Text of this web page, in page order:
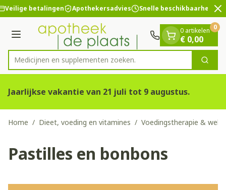
Ga naar de inhoud
2 van 2
Veilige betalingen Apothekersadvies Snelle beschikbaarheid
Menu
Product, merk, categorie...
Medicijnen en sup Zoek
0 artikelen
€ 0,00
0
Jaarlijkse vakantie van 21 juli tot 9 augustus.
Home / Dieet, voeding en vitamines / Voedingstherapie &
Pastilles en bonbons